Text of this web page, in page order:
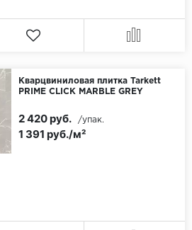
Кварцвиниловая плитка Tarkett
PRIME CLICK MARBLE GREY
1 391 руб./м²
2 420 руб. /упак.